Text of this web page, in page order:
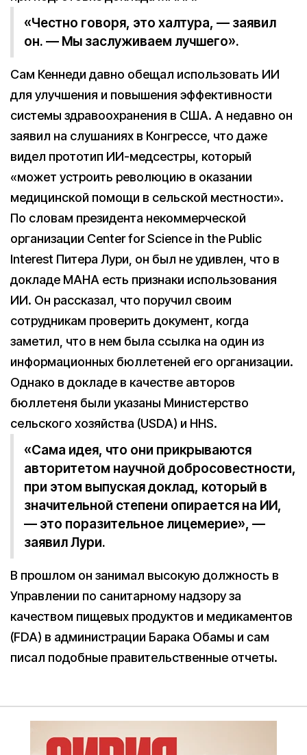
«Честно говоря, это халтура, — заявил
он. — Мы заслуживаем лучшего».
Сам Кеннеди давно обещал использовать ИИ
для улучшения и повышения эффективности
системы здравоохранения в США. А недавно он
заявил на слушаниях в Конгрессе, что даже
видел прототип ИИ-медсестры, который
«может устроить революцию в оказании
медицинской помощи в сельской местности».
По словам президента некоммерческой
организации Center for Science in the Public
Interest Питера Лури, он был не удивлен, что в
докладе MAHA есть признаки использования
ИИ. Он рассказал, что поручил своим
сотрудникам проверить документ, когда
заметил, что в нем была ссылка на один из
информационных бюллетеней его организации.
Однако в докладе в качестве авторов
бюллетеня были указаны Министерство
сельского хозяйства (USDA) и HHS.
«Сама идея, что они прикрываются
авторитетом научной добросовестности,
при этом выпуская доклад, который в
значительной степени опирается на ИИ,
— это поразительное лицемерие», —
заявил Лури.
В прошлом он занимал высокую должность в
Управлении по санитарному надзору за
качеством пищевых продуктов и медикаментов
(FDA) в администрации Барака Обамы и сам
писал подобные правительственные отчеты.